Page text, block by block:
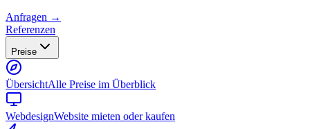
Anfragen →
Referenzen
Preise
ÜbersichtAlle Preise im Überblick
WebdesignWebsite mieten oder kaufen